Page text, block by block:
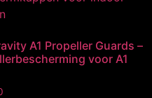
A1 Propeller Guards –
voor A1